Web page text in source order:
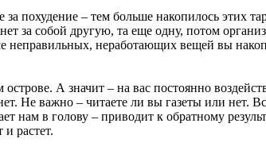
похудение – тем больше накопилось этих
за собой другую, та еще одну, потом
неработающих вещей вы
А значит – на вас постоянно
Не важно – читаете ли вы газеты или
нам в голову – приводит к обратному
и растет.